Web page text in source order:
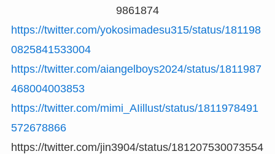
9861874
https://twitter.com/yokosimadesu315/status/181198
0825841533004
https://twitter.com/aiangelboys2024/status/1811987
468004003853
https://twitter.com/mimi_AIillust/status/1811978491
572678866
https://twitter.com/jin3904/status/181207530073554